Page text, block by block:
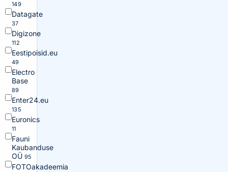
149
Datagate
37
Digizone
112
Eestipoisid.eu
49
Electro
Base
89
Enter24.eu
135
Euronics
11
Fauni
Kaubanduse
OÜ 95
FOTOakadeemia